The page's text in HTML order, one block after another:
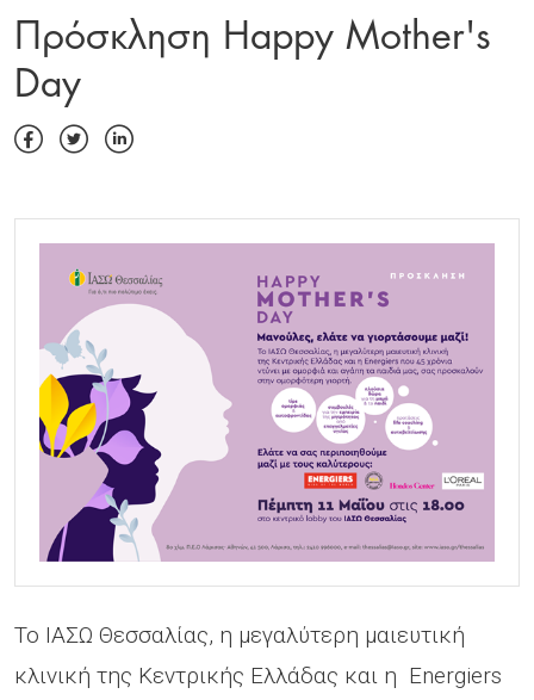
Πρόσκληση Happy Mother's
Day
Το ΙΑΣΩ Θεσσαλίας, η μεγαλύτερη μαιευτική
κλινική της Κεντρικής Ελλάδας και η Energiers